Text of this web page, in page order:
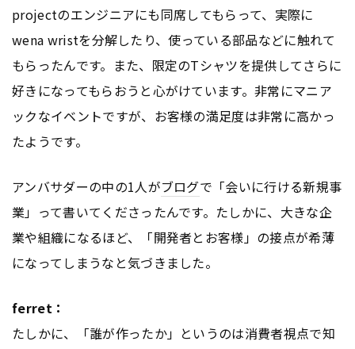
projectのエンジニアにも同席してもらって、実際に
wena wristを分解したり、使っている部品などに触れて
もらったんです。また、限定のTシャツを提供してさらに
好きになってもらおうと心がけています。非常にマニア
ックなイベントですが、お客様の満足度は非常に高かっ
たようです。
アンバサダーの中の1人がブログで「会いに行ける新規事
業」って書いてくださったんです。たしかに、大きな企
業や組織になるほど、「開発者とお客様」の接点が希薄
になってしまうなと気づきました。
ferret：
たしかに、「誰が作ったか」というのは消費者視点で知